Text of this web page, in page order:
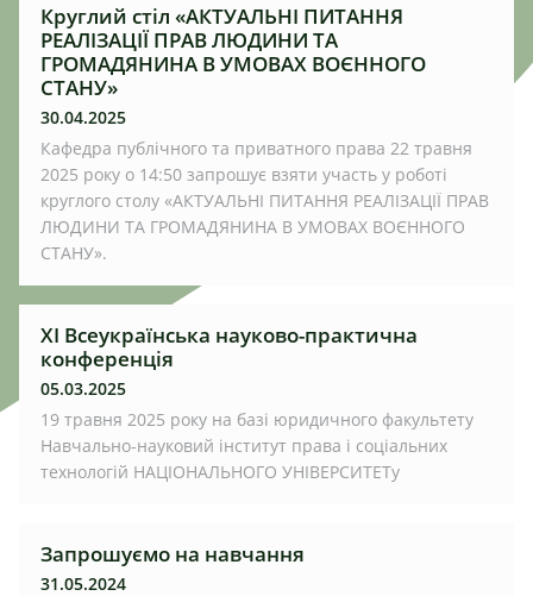
Круглий стіл «АКТУАЛЬНІ ПИТАННЯ
РЕАЛІЗАЦІЇ ПРАВ ЛЮДИНИ ТА
ГРОМАДЯНИНА В УМОВАХ ВОЄННОГО
СТАНУ»
30.04.2025
Кафедра публічного та приватного права 22 травня
2025 року о 14:50 запрошує взяти участь у роботі
круглого столу «АКТУАЛЬНІ ПИТАННЯ РЕАЛІЗАЦІЇ ПРАВ
ЛЮДИНИ ТА ГРОМАДЯНИНА В УМОВАХ ВОЄННОГО
СТАНУ».
ХІ Всеукраїнська науково-практична
конференція
05.03.2025
19 травня 2025 року на базі юридичного факультету
Навчально-науковий інститут права і соціальних
технологій НАЦІОНАЛЬНОГО УНІВЕРСИТЕТу
Запрошуємо на навчання
31.05.2024